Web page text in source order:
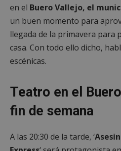
en el Buero Vallejo, el
un buen momento para
llegada de la primavera para
casa. Con todo ello dicho,
escénicas.
Teatro en el
fin de semana
A las 20:30 de la tarde, ‘